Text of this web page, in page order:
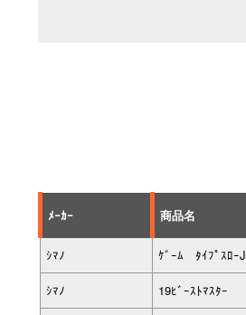
ﾒｰｶｰ 商品名
ｼﾏﾉ ｹﾞｰﾑ ﾀｲﾌﾟｽﾛｰJ
ｼﾏﾉ 19ﾋﾞｰｽﾄﾏｽﾀｰ